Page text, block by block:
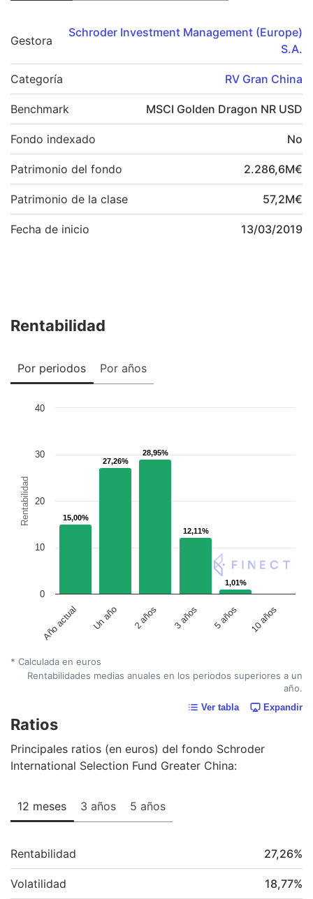
Gestora
Schroder Investment Management (Europe)
S.A.
Categoría RV Gran China
Benchmark MSCI Golden Dragon NR USD
Fondo indexado No
Patrimonio del fondo 2.286,6M€
Patrimonio de la clase 57,2M€
Fecha de inicio 13/03/2019
Rentabilidad
Por periodos Por años
Rentabilidad 15,00%
15,00%
27,26%
27,26%
28,95%
28,95%
12,11%
12,11%
1,01%
1,01%
Año actual Un año 2 años 3 años 5 años 10 años
0
10
20
30
40
* Calculada en euros
Rentabilidades medias anuales en los periodos superiores a un
año.
Ver tabla Expandir
Ratios
Principales ratios (en euros) del fondo Schroder
International Selection Fund Greater China:
12 meses 3 años 5 años
Rentabilidad 27,26%
Volatilidad 18,77%